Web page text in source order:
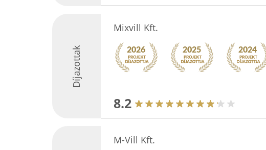
Díjazottak
Mixvill Kft.
8.2
M-Vill Kft.